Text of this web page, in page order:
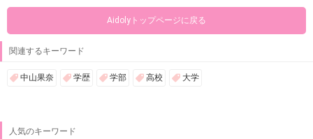
Aidolyトップページに戻る
関連するキーワード
中山果奈 学歴 学部 高校 大学
人気のキーワード